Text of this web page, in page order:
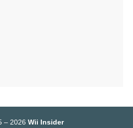
– 2026 Wii Insider